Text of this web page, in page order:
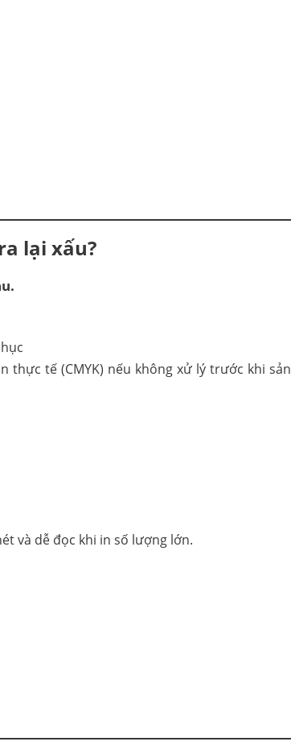
lại xấu?
thực tế (CMYK) nếu không xử lý trước khi sản
và dễ đọc khi in số lượng lớn.